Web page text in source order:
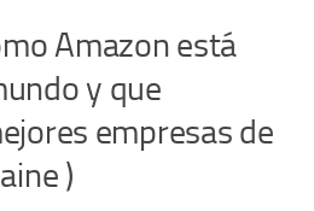
Amazon está
y que
empresas de
)